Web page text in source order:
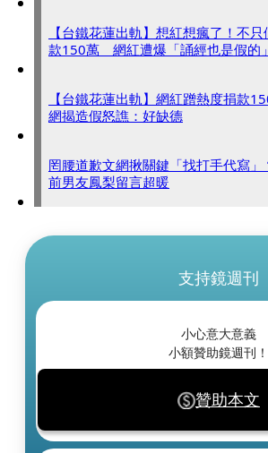
【台鐵花蓮出軌】想紅想瘋了！不只
款150萬 網紅遭爆「誦經也是假的」
【台鐵花蓮出軌】網紅蹭熱度捐款
網揭造假怒譙：好缺德
罔腰道歉文網揪關鍵「找打手代寫
前男友鳳梨留言超暖
支持鏡週刊
小心意大意義
小額贊助鏡週刊！
贊助本文